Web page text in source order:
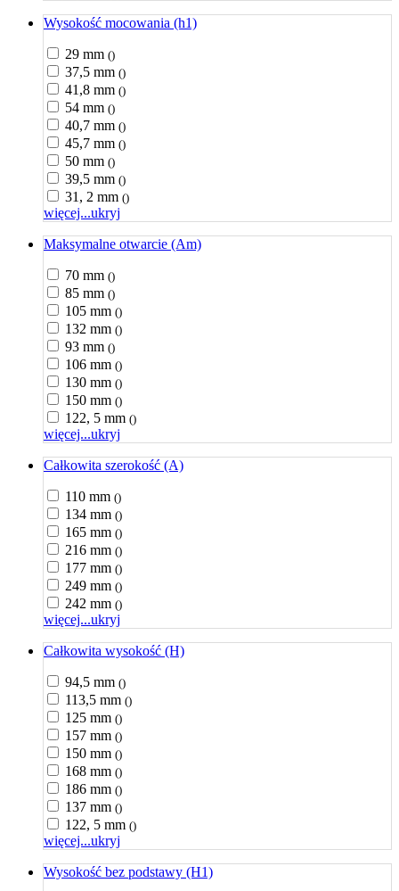
Wysokość mocowania (h1)
29 mm ()
37,5 mm ()
41,8 mm ()
54 mm ()
40,7 mm ()
45,7 mm ()
50 mm ()
39,5 mm ()
31, 2 mm ()
więcej...ukryj
Maksymalne otwarcie (Am)
70 mm ()
85 mm ()
105 mm ()
132 mm ()
93 mm ()
106 mm ()
130 mm ()
150 mm ()
122, 5 mm ()
więcej...ukryj
Całkowita szerokość (A)
110 mm ()
134 mm ()
165 mm ()
216 mm ()
177 mm ()
249 mm ()
242 mm ()
więcej...ukryj
Całkowita wysokość (H)
94,5 mm ()
113,5 mm ()
125 mm ()
157 mm ()
150 mm ()
168 mm ()
186 mm ()
137 mm ()
122, 5 mm ()
więcej...ukryj
Wysokość bez podstawy (H1)